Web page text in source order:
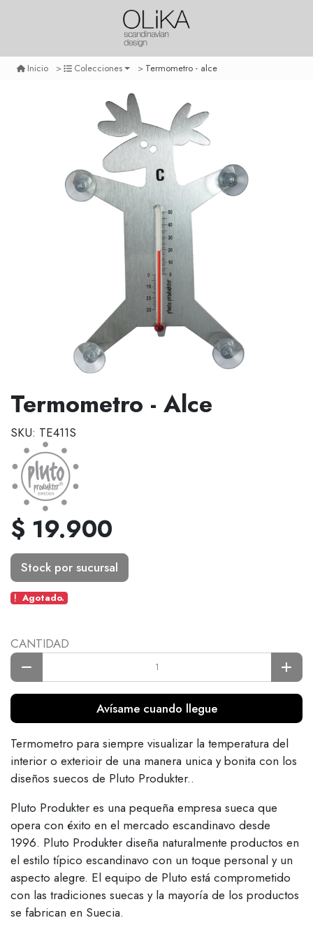
Inicio Colecciones Termometro - alce
Termometro - Alce
SKU: TE411S
$ 19.900
Stock por sucursal
Agotado.
CANTIDAD
Avísame cuando llegue
Termometro para siempre visualizar la temperatura del
interior o exterioir de una manera unica y bonita con los
diseños suecos de Pluto Produkter..
Pluto Produkter es una pequeña empresa sueca que
opera con éxito en el mercado escandinavo desde
1996. Pluto Produkter diseña naturalmente productos en
el estilo típico escandinavo con un toque personal y un
aspecto alegre. El equipo de Pluto está comprometido
con las tradiciones suecas y la mayoría de los productos
se fabrican en Suecia.